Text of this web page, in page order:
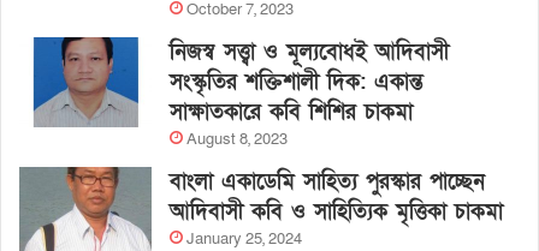
October 7, 2023
নিজস্ব সত্ত্বা ও মূল্যবোধই আদিবাসী
সংস্কৃতির শক্তিশালী দিক: একান্ত
সাক্ষাতকারে কবি শিশির চাকমা
August 8, 2023
বাংলা একাডেমি সাহিত্য পুরস্কার পাচ্ছেন
আদিবাসী কবি ও সাহিত্যিক মৃত্তিকা চাকমা
January 25, 2024